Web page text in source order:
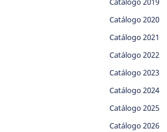
Catálogo 2020
Catálogo 2021
Catálogo 2022
Catálogo 2023
Catálogo 2024
Catálogo 2025
Catálogo 2026